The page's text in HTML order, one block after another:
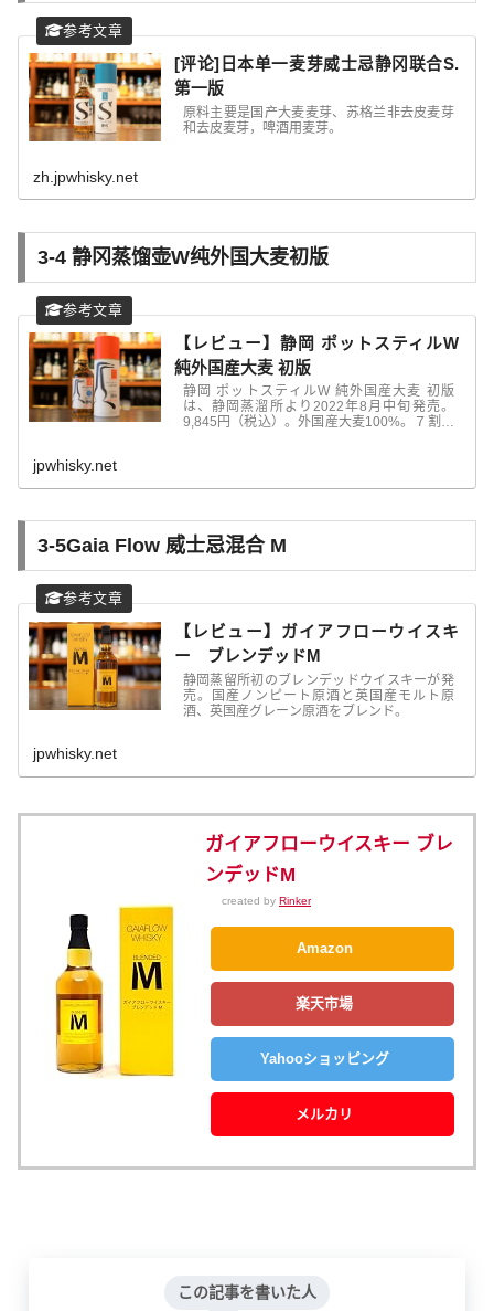
[评论]日本单一麦芽威士忌静冈联合S.
第一版
原料主要是国产大麦麦芽、苏格兰非去皮麦芽
和去皮麦芽，啤酒用麦芽。
zh.jpwhisky.net
3-4 静冈蒸馏壶W纯外国大麦初版
【レビュー】静岡 ポットスティルW
純外国産大麦 初版
静岡 ポットスティルW 純外国産大麦 初版
は、静岡蒸溜所より2022年8月中旬発売。
9,845円（税込）。外国産大麦100%。７割は
jpwhisky.net
3-5Gaia Flow 威士忌混合 M
【レビュー】ガイアフローウイスキ
ー ブレンデッドM
静岡蒸留所初のブレンデッドウイスキーが発
売。国産ノンピート原酒と英国産モルト原
酒、英国産グレーン原酒をブレンド。
jpwhisky.net
ガイアフローウイスキー ブレ
ンデッドM
created by Rinker
Amazon
楽天市場
Yahooショッピング
メルカリ
この記事を書いた人